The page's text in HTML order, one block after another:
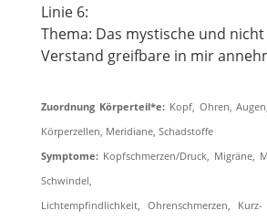
Linie 6:
Thema: Das mystische und
Verstand greifbare in mir
Zuordnung Körperteil*e:Kopf, Ohren,
Körperzellen, Meridiane, Schadstoffe
Symptome:Kopfschmerzen/Druck, Migräne,
Schwindel,
Lichtempﬁndlichkeit, Ohrenschmerzen,